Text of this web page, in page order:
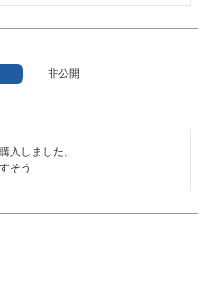
非公開
入しました。
そう